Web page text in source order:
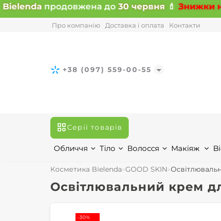
продовжена до30 червня💄 Знижки на
Про компанію Доставка і оплата Контакти
+38 (097) 559-00-55
Серії товарів
Обличчя Тіло Волосся Макіяж
Косметика Bielenda GOOD SKIN
Освітлювальний крем
-30%